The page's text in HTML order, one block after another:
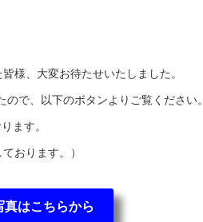
様、大変お待たせいたしました。
で、以下のボタンよりご覧ください。
ます。
おります。）
はこちらから